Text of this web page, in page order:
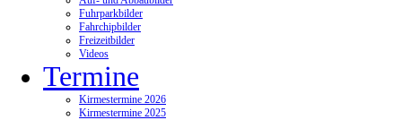
Fuhrparkbilder
Fahrchipbilder
Freizeitbilder
Videos
Termine
Kirmestermine 2026
Kirmestermine 2025